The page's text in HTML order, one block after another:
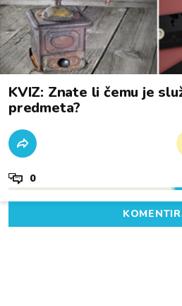
KVIZ: Znate li čemu je
predmeta?
0